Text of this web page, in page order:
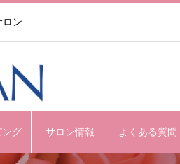
ロン
ング サロン情報 よくある質問